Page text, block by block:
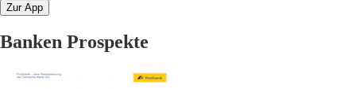
Zur App
Banken Prospekte